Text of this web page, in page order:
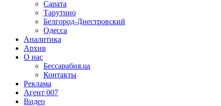
Сарата
Тарутино
Белгород-Днестровский
Одесса
Аналитика
Архив
О нас
Бессарабия.ua
Контакты
Реклама
Агент 007
Видео